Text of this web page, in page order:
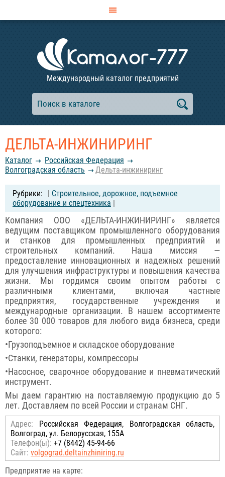
Международный каталог предприятий
ДЕЛЬТА-ИНЖИНИРИНГ
Каталог
Российcкая Федерация
Волгоградская область
Дельта-инжиниринг
| Строительное, дорожное, подъемное
оборудование и спецтехника |
Компания ООО «ДЕЛЬТА-ИНЖИНИРИНГ» является
ведущим поставщиком промышленного оборудования
и станков для промышленных предприятий и
строительных компаний. Наша миссия —
предоставление инновационных и надежных решений
для улучшения инфраструктуры и повышения качества
жизни. Мы гордимся своим опытом работы с
различными клиентами, включая частные
предприятия, государственные учреждения и
международные организации. В нашем ассортименте
более 30 000 товаров для любого вида бизнеса, среди
которого:
•Грузоподъемное и складское оборудование
•Станки, генераторы, компрессоры
•Насосное, сварочное оборудование и пневматический
инструмент.
Мы даем гарантию на поставляемую продукцию до 5
лет. Доставляем по всей России и странам СНГ.
Адрес: Российcкая Федерация, Волгоградская область,
Волгоград, ул. Белорусская, 155А
Телефон(ы): +7 (8442) 45-94-66
Сайт: volgograd.deltainzhiniring.ru
Предприятие на карте: